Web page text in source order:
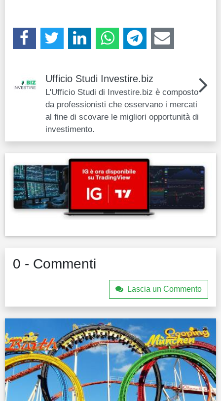
Ufficio Studi Investire.biz
L'Ufficio Studi di Investire.biz è composto
da professionisti che osservano i mercati
al fine di scovare le migliori opportunità di
investimento.
0 - Commenti
Lascia un Commento